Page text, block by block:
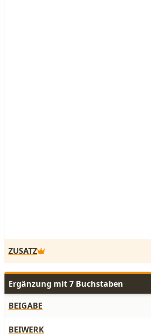
ZUSATZ
Ergänzung mit 7 Buchstaben
BEIGABE
BEIWERK